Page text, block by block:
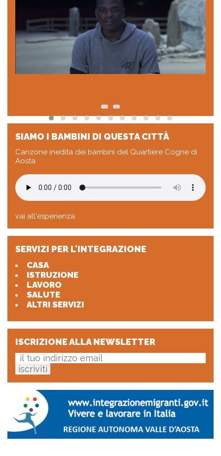
SIAMO I BAMBINI DI QUESTA CITTÀ
Canzone inedita dei bambini del Quartiere Cogne di
Aosta
vai all'esperienza
SERVIZI PER L'INTEGRAZIONE
CASA
ISTRUZIONE
LAVORO
SALUTE
ALTRI SERVIZI
ISCRIZIONE ALLA NEWSLETTER